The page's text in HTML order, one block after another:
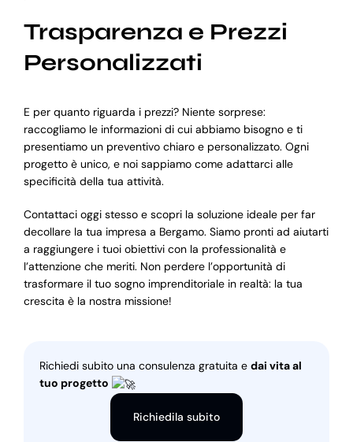
Trasparenza e Prezzi
Personalizzati
E per quanto riguarda i prezzi? Niente sorprese:
raccogliamo le informazioni di cui abbiamo bisogno e ti
presentiamo un preventivo chiaro e personalizzato. Ogni
progetto è unico, e noi sappiamo come adattarci alle
specificità della tua attività.
Contattaci oggi stesso e scopri la soluzione ideale per far
decollare la tua impresa a Bergamo. Siamo pronti ad aiutarti
a raggiungere i tuoi obiettivi con la professionalità e
l’attenzione che meriti. Non perdere l’opportunità di
trasformare il tuo sogno imprenditoriale in realtà: la tua
crescita è la nostra missione!
Richiedi subito una consulenza gratuita e dai vita al
tuo progetto
Richiedila subito